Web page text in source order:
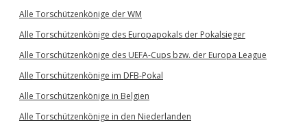
Alle Torschützenkönige der WM
Alle Torschützenkönige des Europapokals der Pokalsieger
Alle Torschützenkönige des UEFA-Cups bzw. der Europa League
Alle Torschützenkönige im DFB-Pokal
Alle Torschützenkönige in Belgien
Alle Torschützenkönige in den Niederlanden